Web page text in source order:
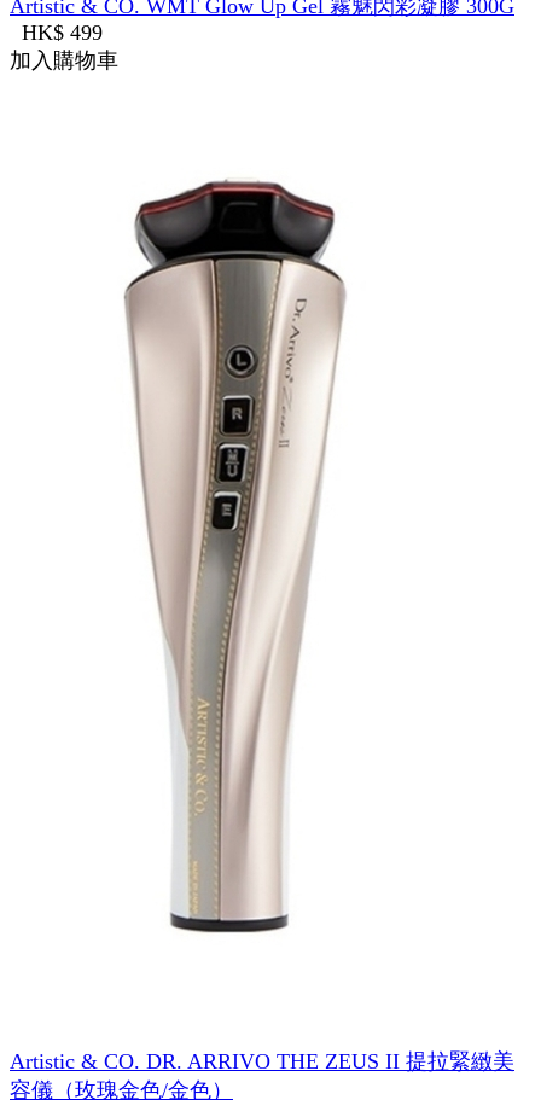
Artistic & CO. WMT Glow Up Gel 霧魅閃彩凝膠 300G
HK$ 499
加入購物車
Artistic & CO. DR. ARRIVO THE ZEUS II 提拉緊緻美
容儀（玫瑰金色/金色）